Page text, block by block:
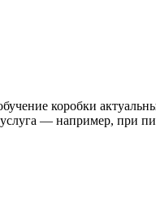
коробки
— например, при